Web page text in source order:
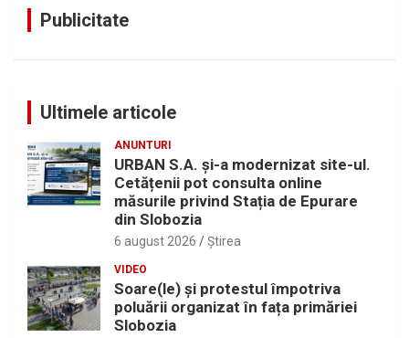
Publicitate
Ultimele articole
ANUNTURI
URBAN S.A. și-a modernizat site-ul.
Cetățenii pot consulta online
măsurile privind Stația de Epurare
din Slobozia
6 august 2026 Ştirea
VIDEO
Soare(le) și protestul împotriva
poluării organizat în fața primăriei
Slobozia